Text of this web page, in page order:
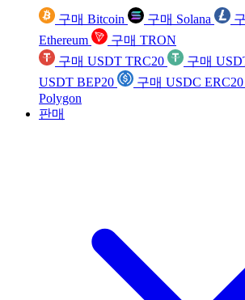
구매 Bitcoin 구매 Solana
Ethereum
구매 TRON
구매 USDT TRC20
구매
USDT BEP20
구매 USDC ERC20
Polygon
판매